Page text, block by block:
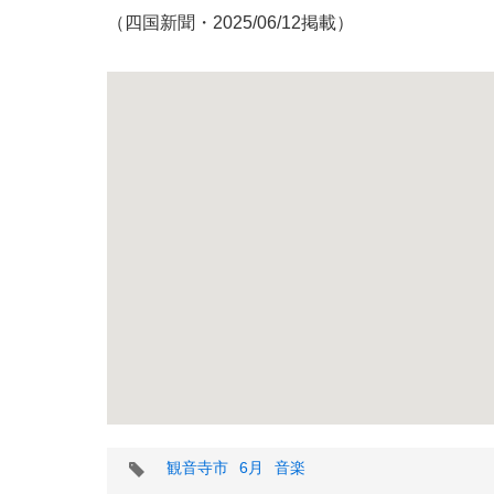
（四国新聞・2025/06/12掲載）
タ
観音寺市 6月 音楽